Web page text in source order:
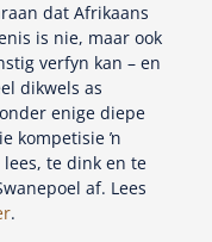
dat Afrikaans
is nie, maar ook
verfyn kan – en
dikwels as
enige diepe
kompetisie ŉ
te dink en te
af. Lees
.